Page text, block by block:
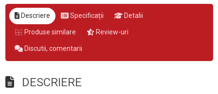
Descriere Specificații Detalii
Produse similare Review-uri
Discutii, comentarii
DESCRIERE